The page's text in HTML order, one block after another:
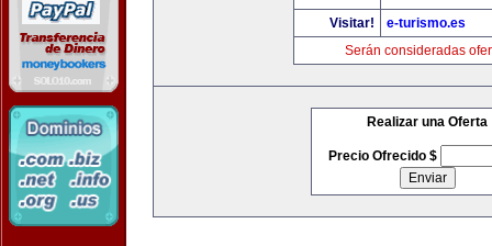
Visitar!
e-turismo.es
Serán consideradas
Realizar una Oferta
Precio Ofrecido $